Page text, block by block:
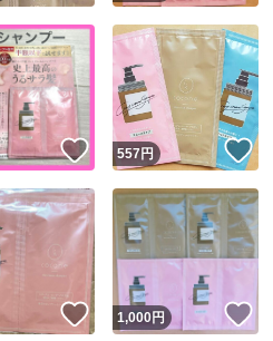
いいね！
557 円 い
いいね！
1,000円